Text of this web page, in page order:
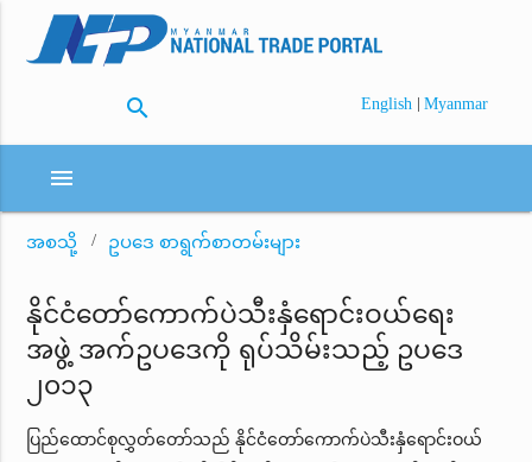
search English | Myanmar
menu
အစသို့ ဥပဒေ စာရွက်စာတမ်းများ
နိုင်ငံတော်ကောက်ပဲသီးနှံရောင်းဝယ်ရေး
အဖွဲ့ အက်ဥပဒေကို ရုပ်သိမ်းသည့် ဥပဒေ
၂၀၁၃
ပြည်ထောင်စုလွှတ်တော်သည် နိုင်ငံတော်ကောက်ပဲသီးနှံရောင်းဝယ်